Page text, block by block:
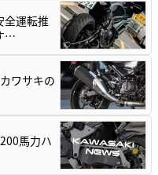
全運転推
…
ワサキの
馬力ハ